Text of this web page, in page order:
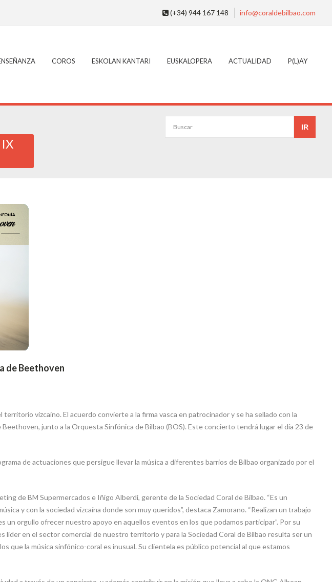
(+34) 944 167 148 info@coraldebilbao.com
COROS ESKOLAN KANTARI EUSKALOPERA ACTUALIDAD P(L)AY
de Beethoven
vizcaíno. El acuerdo convierte a la firma vasca en patrocinador y se ha sellado con la
Beethoven, junto a la Orquesta Sinfónica de Bilbao (BOS). Este concierto tendrá lugar el día 23 de
de actuaciones que persigue llevar la música a diferentes barrios de Bilbao organizado por el
de BM Supermercados e Iñigo Alberdi, gerente de la Sociedad Coral de Bilbao. “Es un
y con la sociedad vizcaína donde son muy queridos”, destaca Zamorano. “Realizan un trabajo
orgullo ofrecer nuestro apoyo en aquellos eventos en los que podamos participar”. Por su
en el sector comercial de nuestro territorio y para la Sociedad Coral de Bilbao resulta ser un
que la música sinfónico-coral es inusual. Su clientela es público potencial al que estamos